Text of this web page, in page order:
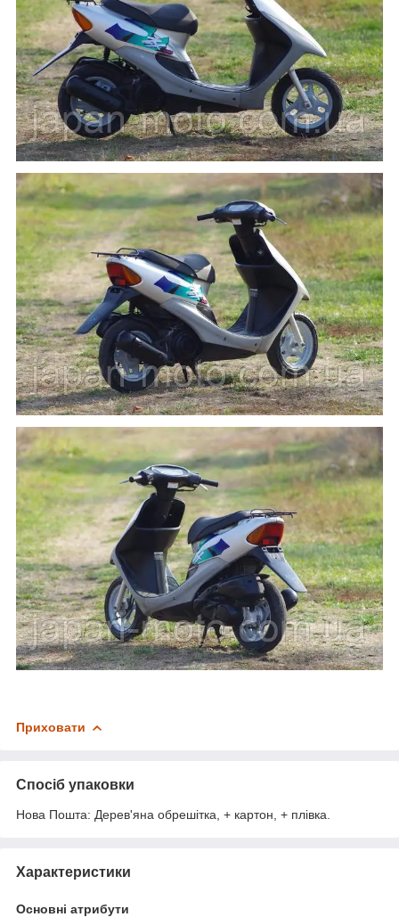
Приховати
Спосіб упаковки
Нова Пошта: Дерев'яна обрешітка, + картон, + плівка.
Характеристики
Основні атрибути